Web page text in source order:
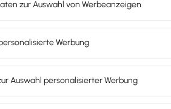
Meldungen
jeden Monat Zeit & Geld sparen!